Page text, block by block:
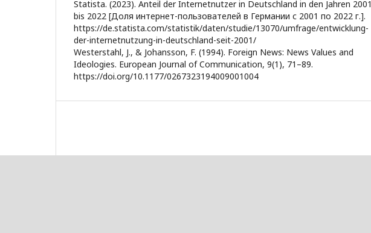
Statista. (2023). Anteil der Internetnutzer in Deutschland in den Jahren 2001
bis 2022 [Доля интернет-пользователей в Германии с 2001 по 2022 г.].
https://de.statista.com/statistik/daten/studie/13070/umfrage/entwicklung-
der-internetnutzung-in-deutschland-seit-2001/
Westerstahl, J., & Johansson, F. (1994). Foreign News: News Values and
Ideologies. European Journal of Communication, 9(1), 71–89.
https://doi.org/10.1177/0267323194009001004